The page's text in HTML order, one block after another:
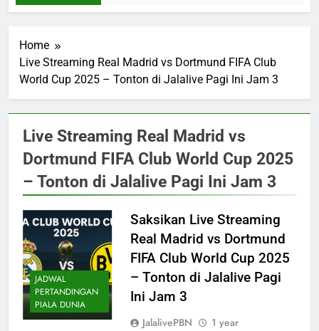
Home
Live Streaming Real Madrid vs Dortmund FIFA Club
World Cup 2025 – Tonton di Jalalive Pagi Ini Jam 3
Live Streaming Real Madrid vs
Dortmund FIFA Club World Cup 2025
– Tonton di Jalalive Pagi Ini Jam 3
JADWAL
PERTANDINGAN
PIALA DUNIA
Saksikan Live Streaming
Real Madrid vs Dortmund
FIFA Club World Cup 2025
– Tonton di Jalalive Pagi
Ini Jam 3
JalalivePBN
1 year